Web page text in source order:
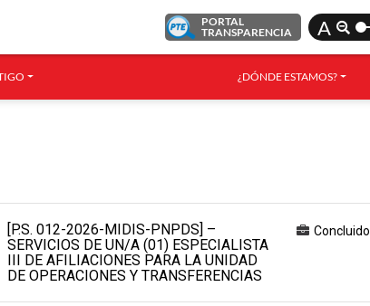
PORTAL
TRANSPARENCIA
A
¿DÓNDE ESTAMOS?
[P.S. 012-2026-MIDIS-PNPDS] –
SERVICIOS DE UN/A (01) ESPECIALISTA
III DE AFILIACIONES PARA LA UNIDAD
DE OPERACIONES Y TRANSFERENCIAS
Concluido